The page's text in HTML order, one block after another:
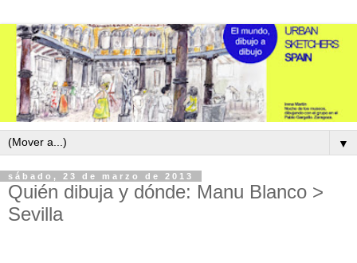
▼
sábado, 23 de marzo de 2013
Quién dibuja y dónde: Manu Blanco >
Sevilla